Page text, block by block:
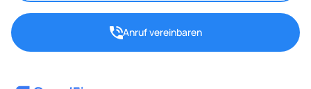
Anruf vereinbaren